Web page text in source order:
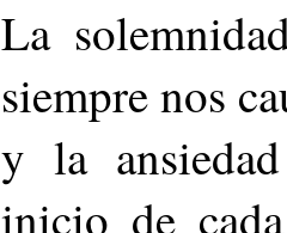
La
siempre nos
y la
inicio de